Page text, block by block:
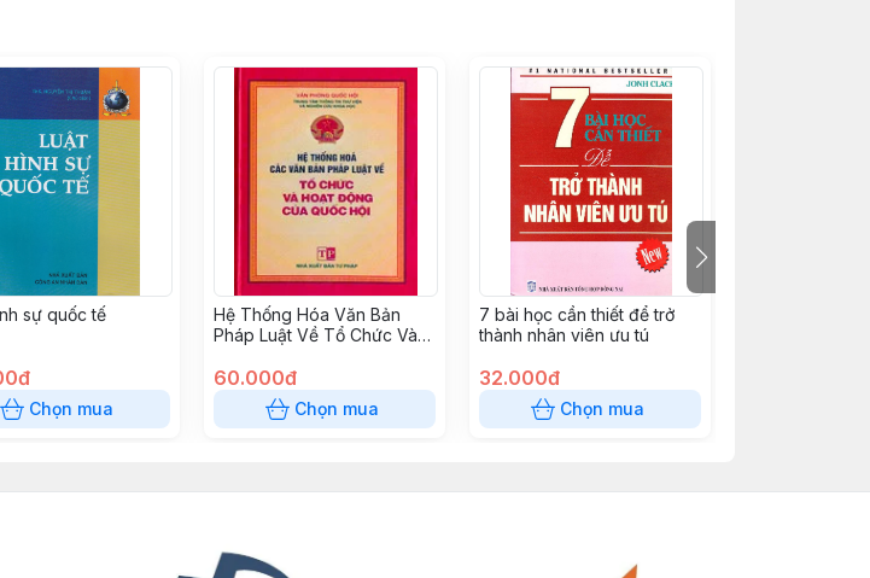
sự quốc tế
Chọn mua
Hệ Thống Hóa Văn Bản
Pháp Luật Về Tổ Chức Và
(Bìa Cứng)
60.000đ
Chọn mua
7 bài học cần thiết để trở
thành nhân viên ưu tú
32.000đ
Chọn mua